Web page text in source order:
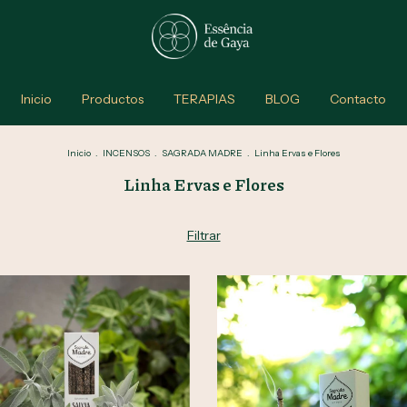
Inicio Productos TERAPIAS BLOG Contacto
Inicio . INCENSOS . SAGRADA MADRE . Linha Ervas e Flores
Linha Ervas e Flores
Filtrar